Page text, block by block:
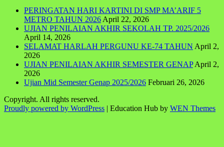
PERINGATAN HARI KARTINI DI SMP MA’ARIF 5
METRO TAHUN 2026 April 22, 2026
UJIAN PENILAIAN AKHIR SEKOLAH TP. 2025/2026
April 14, 2026
SELAMAT HARLAH PERGUNU KE-74 TAHUN April 2,
2026
UJIAN PENILAIAN AKHIR SEMESTER GENAP April 2,
2026
Ujian Mid Semester Genap 2025/2026 Februari 26, 2026
Copyright. All rights reserved.
Proudly powered by WordPress | Education Hub by WEN Themes